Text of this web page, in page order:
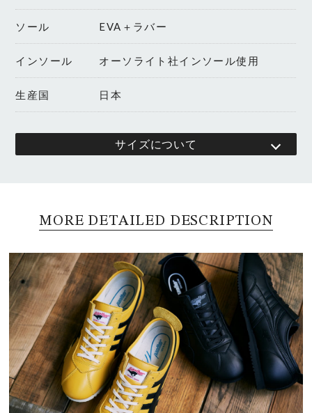
ソール EVA＋ラバー
インソール オーソライト社インソール使用
生産国 日本
サイズについて
MORE DETAILED DESCRIPTION